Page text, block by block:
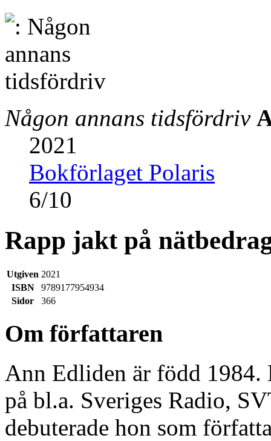
Någon annans tidsfördriv
2021
Bokförlaget Polaris
6/10
Rapp jakt på
Utgiven 2021
ISBN
9789177954934
Sidor
366
Om författaren
Ann Edliden är född 1984.
på bl.a. Sveriges Radio,
debuterade hon som